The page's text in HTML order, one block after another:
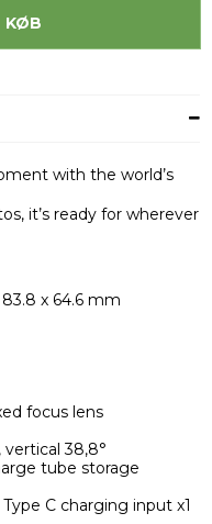
KØB
with the world’s
it’s ready for wherever
x 64.6 mm
focus lens
38,8°
tube storage
C charging input x1